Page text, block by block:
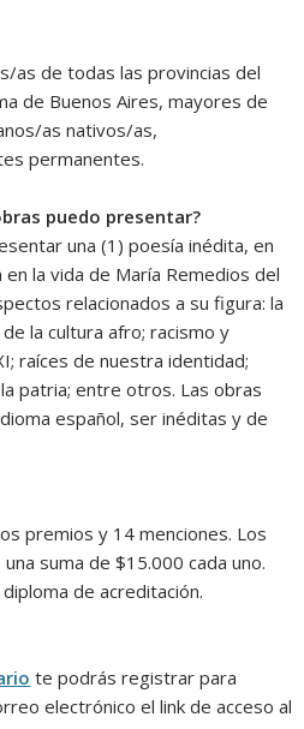
as de todas las provincias del
de Buenos Aires, mayores de
as nativos/as,
permanentes.
puedo presentar?
una (1) poesía inédita, en
la vida de María Remedios del
relacionados a su figura: la
la cultura afro; racismo y
raíces de nuestra identidad;
patria; entre otros. Las obras
español, ser inéditas y de
premios y 14 menciones. Los
suma de $15.000 cada uno.
de acreditación.
te podrás registrar para
electrónico el link de acceso al